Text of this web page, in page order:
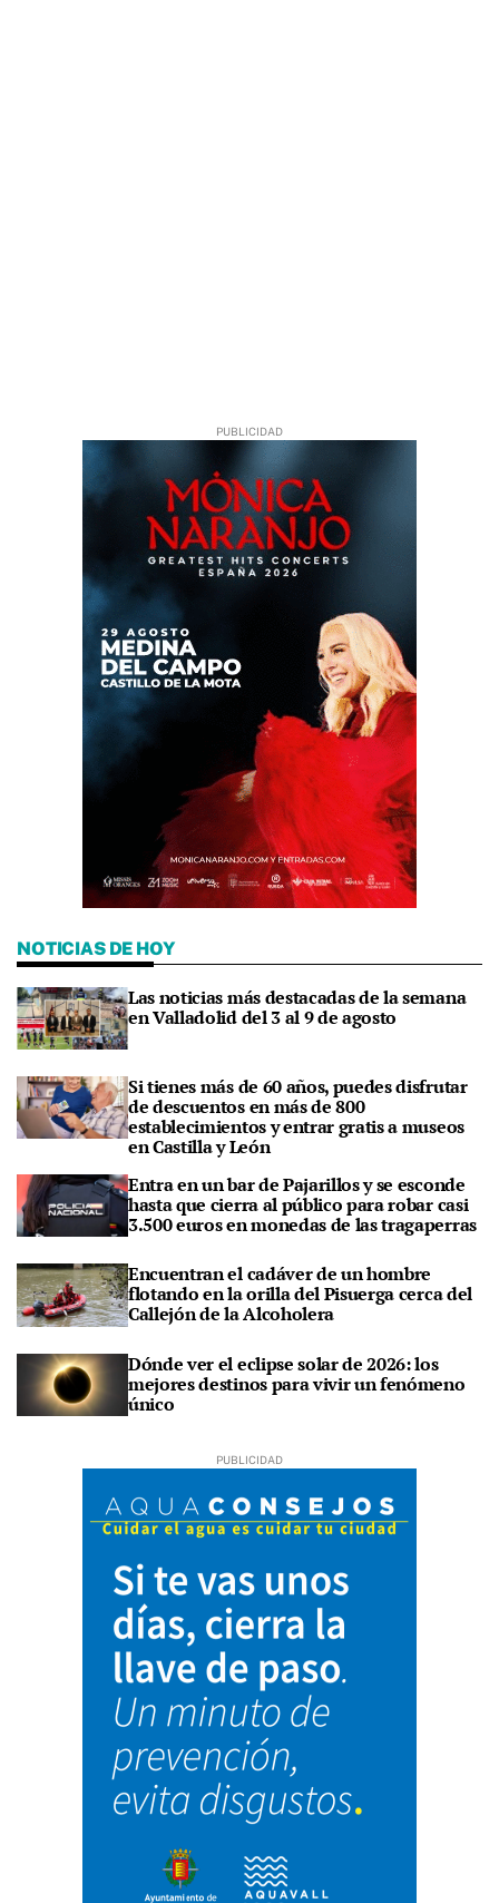
NOTICIAS DE HOY
Las noticias más destacadas de la semana
en Valladolid del 3 al 9 de agosto
Si tienes más de 60 años, puedes disfrutar
de descuentos en más de 800
establecimientos y entrar gratis a museos
en Castilla y León
Entra en un bar de Pajarillos y se esconde
hasta que cierra al público para robar casi
3.500 euros en monedas de las tragaperras
Encuentran el cadáver de un hombre
flotando en la orilla del Pisuerga cerca del
Callejón de la Alcoholera
Dónde ver el eclipse solar de 2026: los
mejores destinos para vivir un fenómeno
único